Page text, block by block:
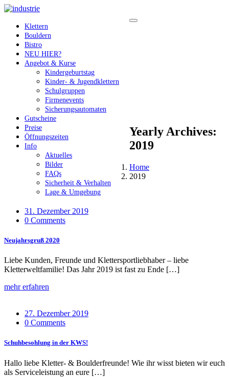
Klettern
Bouldern
Bistro
NEU HIER?
Angebot & Kurse
Kindergeburtstag
Kinder- & Jugendklettern
Schulgruppen
Firmenevents
Sicherungsautomaten
Gutscheine
Preise
Öffnungszeiten
Info
Aktuelles
Bilder
FAQs
Sicherheit & Verhalten
Lage & Umgebung
Yearly Archives:
2019
Home
2019
31. Dezember 2019
0 Comments
Neujahrsgruß 2020
Liebe Kunden, Freunde und Klettersportliebhaber – liebe
Kletterweltfamilie! Das Jahr 2019 ist fast zu Ende […]
mehr erfahren
27. Dezember 2019
0 Comments
Schuhbesohlung in der KWS!
Hallo liebe Kletter- & Boulderfreunde! Wie ihr wisst bieten wir euch
als Serviceleistung an eure […]